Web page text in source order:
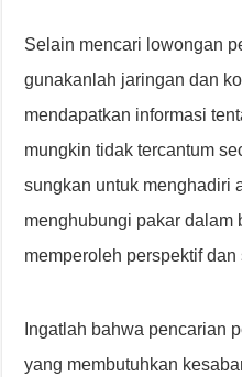
Selain mencari lowongan
gunakanlah jaringan dan
mendapatkan informasi
mungkin tidak tercantum
sungkan untuk menghadiri
menghubungi pakar dalam
memperoleh perspektif
Ingatlah bahwa pencarian
yang membutuhkan